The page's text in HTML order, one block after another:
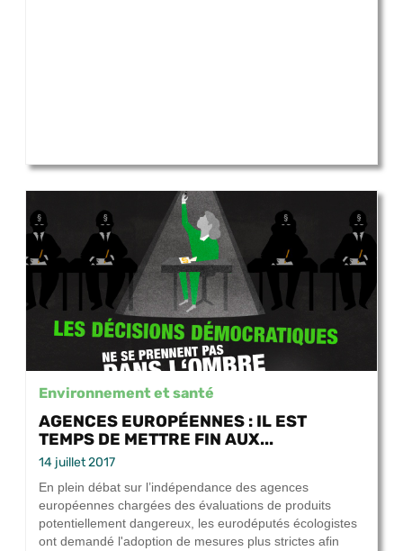
Environnement et santé
AGENCES EUROPÉENNES : IL EST
TEMPS DE METTRE FIN AUX...
14 juillet 2017
En plein débat sur l’indépendance des agences
européennes chargées des évaluations de produits
potentiellement dangereux, les eurodéputés écologistes
ont demandé l'adoption de mesures plus strictes afin